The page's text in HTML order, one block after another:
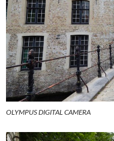
OLYMPUS DIGITAL CAMERA